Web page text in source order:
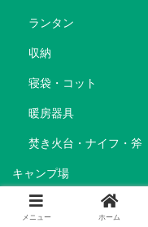
ランタン
収納
寝袋・コット
暖房器具
焚き火台・ナイフ・斧
キャンプ場
キャンプ飯
メニュー ホーム